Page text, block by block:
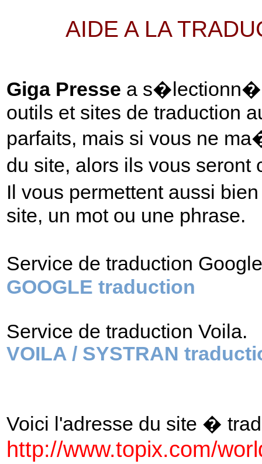
AIDE A LA
Giga Presse a s�lectionn�
outils et sites de traduction
parfaits, mais si vous ne
du site, alors ils vous
Il vous permettent aussi
site, un mot ou une phrase.
Service de traduction
GOOGLE traduction
Service de traduction Voila.
VOILA / SYSTRAN
Voici l'adresse du site �
http://www.topix.com/